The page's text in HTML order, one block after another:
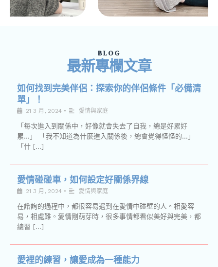
BLOG
最新專欄文章
如何找到完美伴侶：探索你的伴侶條件「必備清
單」！
21 3 月, 2024 • 愛情與家庭
「每次進入到關係中，好像就會失去了自我，總是好累好
累…」 「我不知道為什麼進入關係後，總會覺得怪怪的…」
「什 […]
愛情碰碰車，如何設定好關係界線
21 3 月, 2024 • 愛情與家庭
在諮詢的過程中，都很容易遇到在愛情中碰壁的人。相愛容
易，相處難。愛情剛萌芽時，很多事情都看似美好與完美，都
總習 […]
愛裡的練習，讓愛成為一種能力